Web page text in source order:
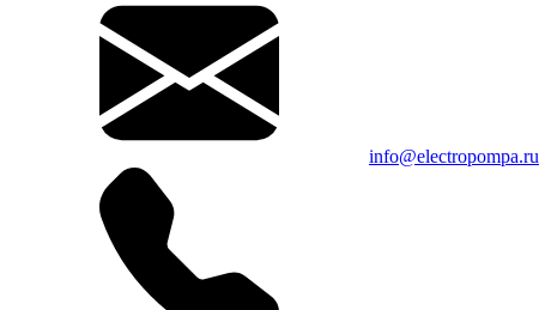
info@electropompa.ru